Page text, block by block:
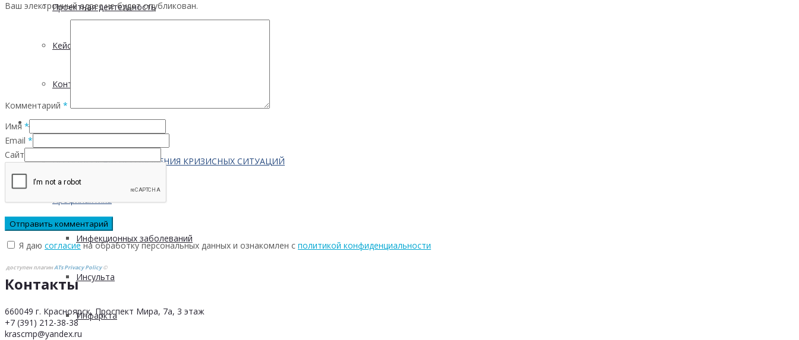
Проектная деятельность
Кейсы
Контактная информация
Населению
ПО ВОПРОСАМ ПРЕОДОЛЕНИЯ КРИЗИСНЫХ СИТУАЦИЙ
Профилактика
Инфекционных заболеваний
Инсульта
Инфаркта
Ваш электронный адрес не будет опубликован.
Комментарий *
Имя *
Email *
Сайт
Я даю согласиена обработку персональных данных и ознакомлен с политикой конфиденциальности
доступен плагинATs Privacy Policy©
Контакты
660049 г. Красноярск, Проспект Мира, 7а, 3 этаж
+7 (391) 212-38-38
krascmp@yandex.ru